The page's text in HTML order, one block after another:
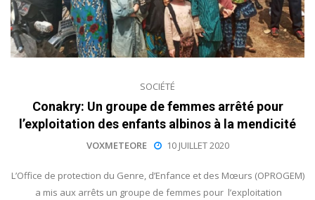
SOCIÉTÉ
Conakry: Un groupe de femmes arrêté pour
l’exploitation des enfants albinos à la mendicité
VOXMETEORE 10 JUILLET 2020
L’Office de protection du Genre, d’Enfance et des Mœurs (OPROGEM)
a mis aux arrêts un groupe de femmes pour l’exploitation